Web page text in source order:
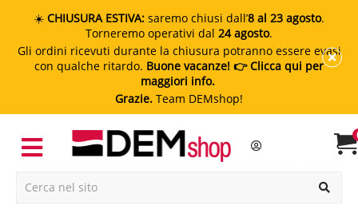
☀️ CHIUSURA ESTIVA: saremo chiusi dall’8 al 23 agosto.
Torneremo operativi dal 24 agosto.
Gli ordini ricevuti durante la chiusura potranno essere evasi
con qualche ritardo. Buone vacanze! 👉 Clicca qui per
maggiori info.
Grazie. Team DEMshop!